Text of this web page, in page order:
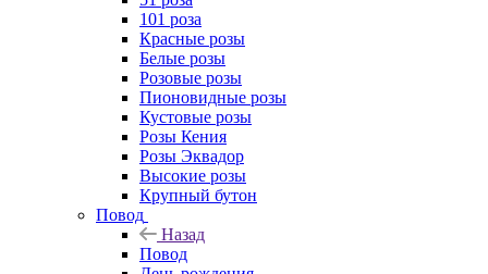
101 роза
Красные розы
Белые розы
Розовые розы
Пионовидные розы
Кустовые розы
Розы Кения
Розы Эквадор
Высокие розы
Крупный бутон
Повод
Назад
Повод